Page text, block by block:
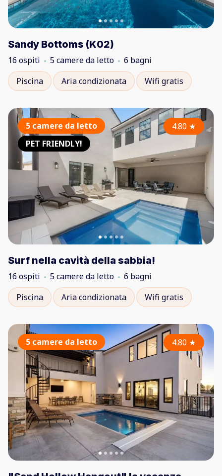
Sandy Bottoms (K02)
16 ospiti 5 camere da letto
6 bagni
Piscina
Aria condizionata Wifi gratis
5 camere da letto
PET FRIENDLY!
4.80★
Surf nella cavità della sabbia!
16 ospiti 5 camere da letto
6 bagni
Piscina
Aria condizionata Wifi gratis
5 camere da letto 4.80★